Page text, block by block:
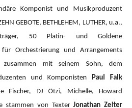
Komponist und Musikproduzent
GEBOTE, BETHLEHEM, LUTHER, u.a.,
50 Platin- und Goldene
Orchestrierung und Arrangements
zusammen mit seinem Sohn, dem
und KomponistenPaul Falk
Fischer, DJ Ötzi, Michelle, Howard
stammen von TexterJonathan Zelter